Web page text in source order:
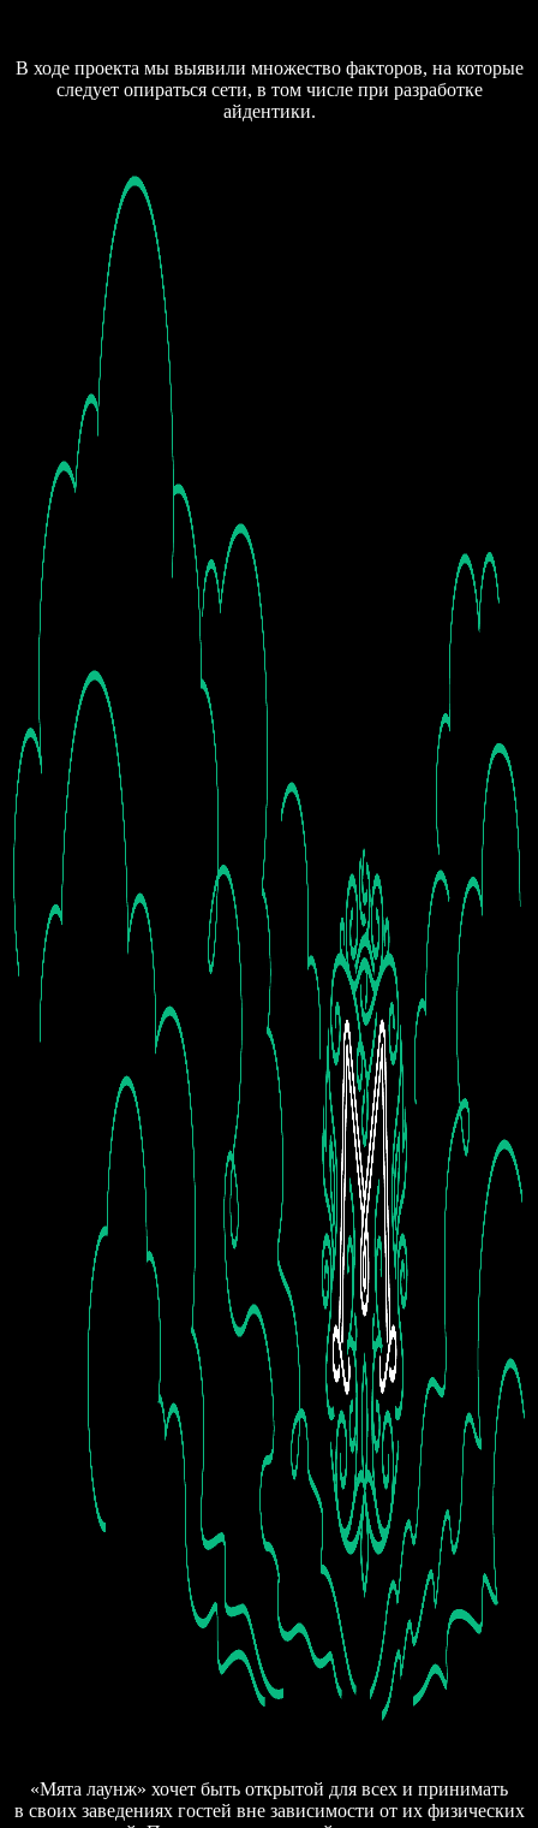
В ходе проекта мы выявили множество факторов, на которые
следует опираться сети, в том числе при разработке
айдентики.
«Мята лаунж» хочет быть открытой для всех и принимать
в своих заведениях гостей вне зависимости от их физических